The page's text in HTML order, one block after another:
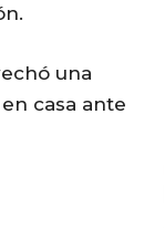
una
casa ante